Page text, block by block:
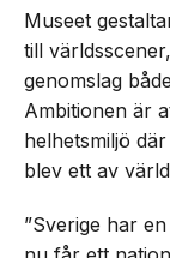
Museet
till
genomslag
Ambitionen är
helhetsmiljö
blev ett av
”Sverige har